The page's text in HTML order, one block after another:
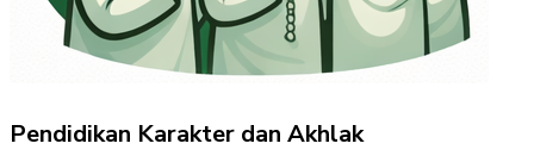
Pendidikan Karakter dan Akhlak